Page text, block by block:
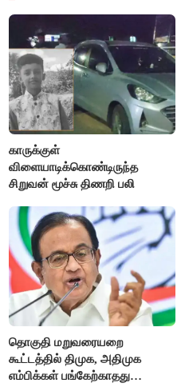
காருக்குள்
விளையாடிக்கொண்டிருந்த
சிறுவன் மூச்சு திணறி பலி
தொகுதி மறுவரையறை
கூட்டத்தில் திமுக, அதிமுக
எம்பிக்கள் பங்கேற்காதது